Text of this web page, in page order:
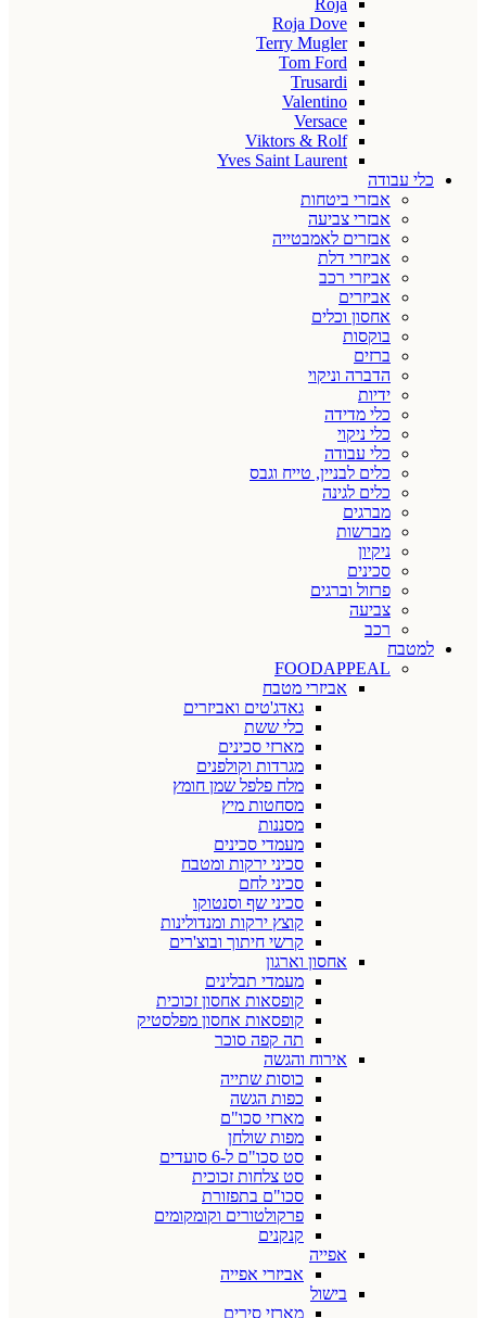
Roja
Roja Dove
Terry Mugler
Tom Ford
Trusardi
Valentino
Versace
Viktors & Rolf
Yves Saint Laurent
כלי עבודה
אבזרי ביטחות
אבזרי צביעה
אבזרים לאמבטייה
אביזרי דלת
אביזרי רכב
אביזרים
אחסון וכלים
בוקסות
ברזים
הדברה וניקוי
ידיות
כלי מדידה
כלי ניקוי
כלי עבודה
כלים לבניין, טייח וגבס
כלים לגינה
מברגים
מברשות
ניקיון
סכינים
פרזול וברגים
צביעה
רכב
למטבח
FOODAPPEAL
אביזרי מטבח
גאדג'טים ואביזרים
כלי ששת
מארזי סכינים
מגרדות וקולפנים
מלח פלפל שמן חומץ
מסחטות מיץ
מסננות
מעמדי סכינים
סכיני ירקות ומטבח
סכיני לחם
סכיני שף וסנטוקו
קוצץ ירקות ומנדולינות
קרשי חיתוך ובוצ'רים
אחסון וארגון
מעמדי תבלינים
קופסאות אחסון זכוכית
קופסאות אחסון מפלסטיק
תה קפה סוכר
אירוח והגשה
כוסות שתייה
כפות הגשה
מארזי סכו"ם
מפות שולחן
סט סכו"ם ל-6 סועדים
סט צלחות זכוכית
סכו"ם בתפזורת
פרקולטורים וקומקומים
קנקנים
אפייה
אביזרי אפייה
בישול
מארזי סירים